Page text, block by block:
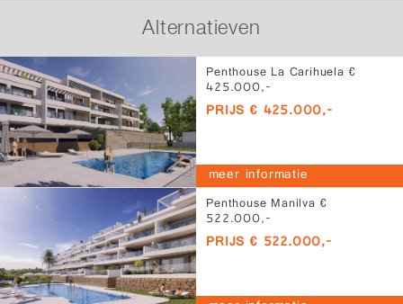
Alternatieven
Penthouse La Carihuela €
425.000,-
PRIJS € 425.000,-
meer informatie
Penthouse Manilva €
522.000,-
PRIJS € 522.000,-